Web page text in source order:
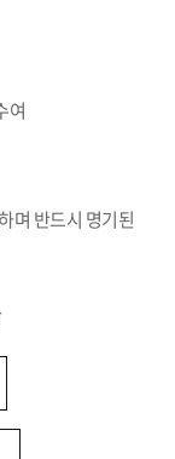
여
며 반드시 명기된